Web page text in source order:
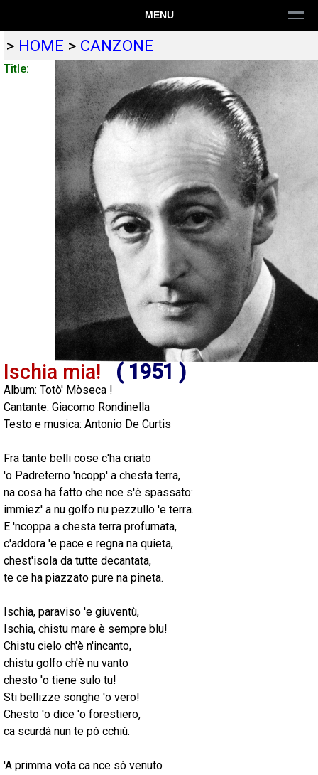
MENU
> HOME > CANZONE
Title:
Ischia mia! ( 1951 )
Album: Totò' Mòseca !
Cantante: Giacomo Rondinella
Testo e musica: Antonio De Curtis
Fra tante belli cose c'ha criato
'o Padreterno 'ncopp' a chesta terra,
na cosa ha fatto che nce s'è spassato:
immiez' a nu golfo nu pezzullo 'e terra.
E 'ncoppa a chesta terra profumata,
c'addora 'e pace e regna na quieta,
chest'isola da tutte decantata,
te ce ha piazzato pure na pineta.
Ischia, paraviso 'e giuventù,
Ischia, chistu mare è sempre blu!
Chistu cielo ch'è n'incanto,
chistu golfo ch'è nu vanto
chesto 'o tiene sulo tu!
Sti bellizze songhe 'o vero!
Chesto 'o dice 'o forestiero,
ca scurdà nun te pò cchiù.
'A primma vota ca nce sò venuto